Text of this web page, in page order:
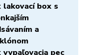
lakovací box s
a
vypaľovacia pec